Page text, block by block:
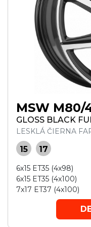
MSW M80/
GLOSS BLACK
LESKLÁ ČIERNA
15 17
6x15 ET35 (4x98)
6x15 ET35 (4x100)
7x17 ET37 (4x100)